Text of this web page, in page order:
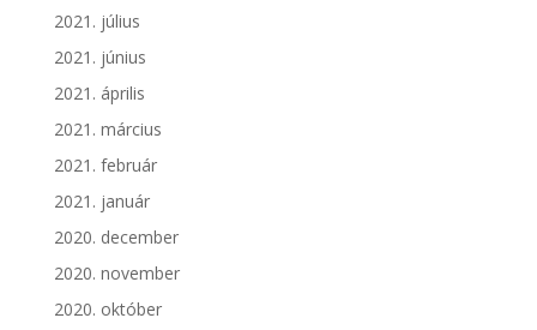
2021. július
2021. június
2021. április
2021. március
2021. február
2021. január
2020. december
2020. november
2020. október